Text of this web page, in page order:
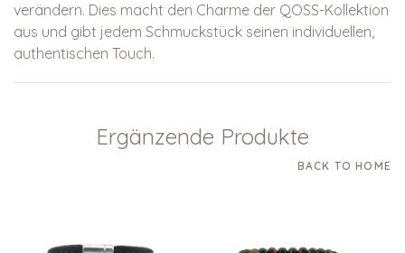
verändern. Dies macht den Charme der QOSS-Kollektion
aus und gibt jedem Schmuckstück seinen individuellen,
authentischen Touch.
Ergänzende Produkte
BACK TO HOME